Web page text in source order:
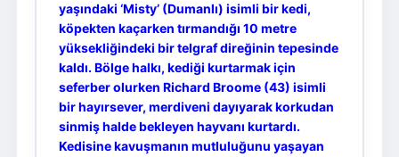
yaşındaki ‘Misty’ (Dumanlı) isimli bir kedi,
köpekten kaçarken tırmandığı 10 metre
yüksekliğindeki bir telgraf direğinin tepesinde
kaldı. Bölge halkı, kediği kurtarmak için
seferber olurken Richard Broome (43) isimli
bir hayırsever, merdiveni dayıyarak korkudan
sinmiş halde bekleyen hayvanı kurtardı.
Kedisine kavuşmanın mutluluğunu yaşayan